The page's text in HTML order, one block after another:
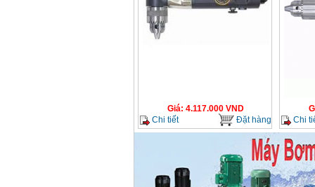
Giá: 4.117.000 VND
Chi tiết
Đặt hàng
Chi